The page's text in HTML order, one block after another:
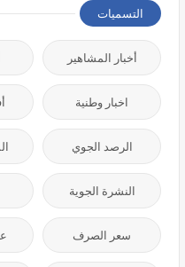
التسميات
أخبار المشاهير
اخبار وطنية
الرصد الجوي
النشرة الجوية
سعر الصرف